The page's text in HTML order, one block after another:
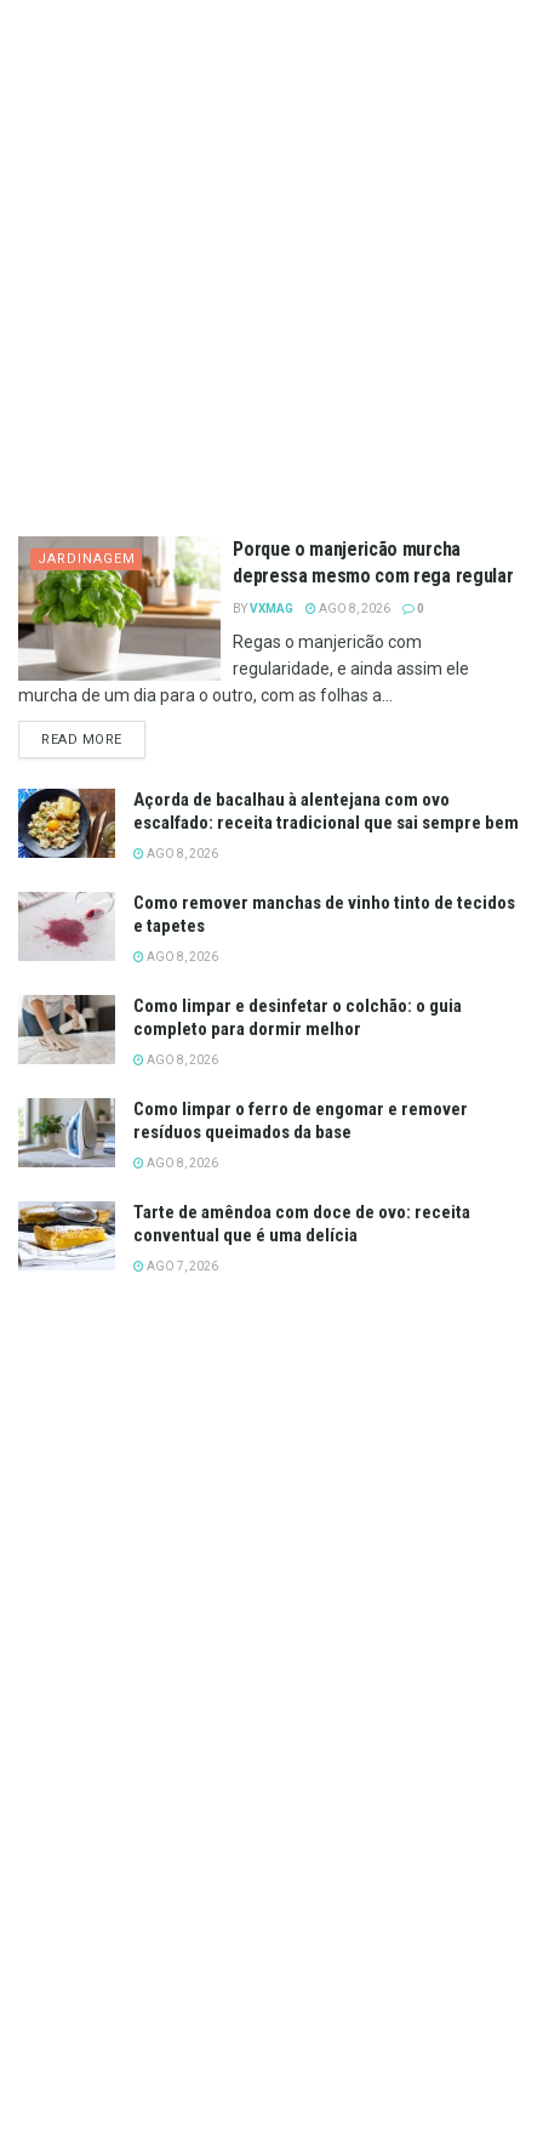
JARDINAGEM
Porque o manjericão murcha
depressa mesmo com rega regular
BYVXMAG AGO 8, 2026 0
Regas o manjericão com
regularidade, e ainda assim ele
murcha de um dia para o outro, com as folhas a...
READ MOREDETAILS
Açorda de bacalhau à alentejana com ovo
escalfado: receita tradicional que sai sempre bem
AGO 8, 2026
Como remover manchas de vinho tinto de tecidos
e tapetes
AGO 8, 2026
Como limpar e desinfetar o colchão: o guia
completo para dormir melhor
AGO 8, 2026
Como limpar o ferro de engomar e remover
resíduos queimados da base
AGO 8, 2026
Tarte de amêndoa com doce de ovo: receita
conventual que é uma delícia
AGO 7, 2026